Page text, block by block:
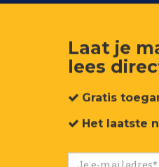
Laat je
Gratis